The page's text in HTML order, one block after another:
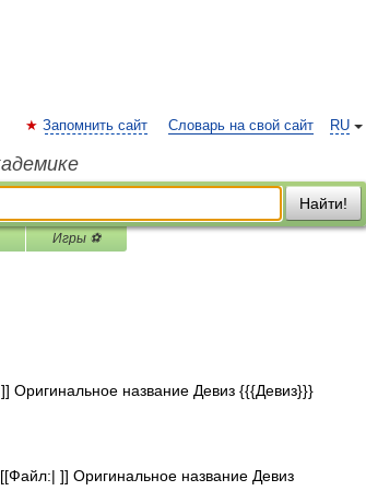
RU
Запомнить сайт Словарь на свой сайт
Найти!
Игры ⚽
название Девиз {{{Девиз}}}
]] Оригинальное название Девиз